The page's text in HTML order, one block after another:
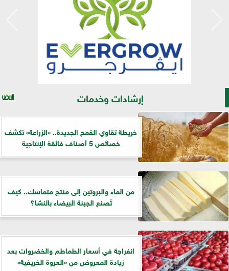
إرشادات وخدمات
خريطة تقاوي القمح الجديدة.. «الزراعة» تكشف
خصائص 5 أصناف فائقة الإنتاجية
من الماء والبروتين إلى منتج متماسك.. كيف
تُصنع الجبنة البيضاء بالنشا؟
انفراجة في أسعار الطماطم والخضروات بعد
زيادة المعروض من «العروة الخريفية»